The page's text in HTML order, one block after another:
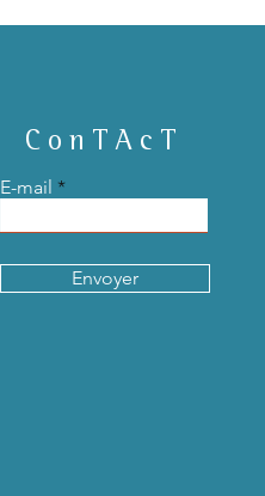
ConTAcT
E-mail
Envoyer